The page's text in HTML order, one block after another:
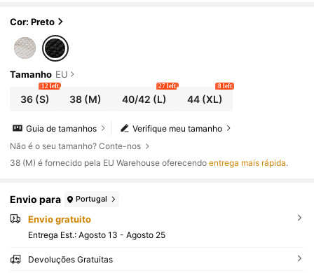
Cor: Preto
Tamanho EU
36(S)
12 left
38 (M) 40/42 (L)
27 left
44(XL)
8 left
Verifique meu tamanho
Guia de tamanhos
Não é o seu tamanho? Conte-nos
​38 (M) é fornecido pela EU Warehouse oferecendoentrega mais rápida.
Envio para Portugal
Envio gratuito
Entrega Est.: Agosto 13 - Agosto 25
Devoluções Gratuitas